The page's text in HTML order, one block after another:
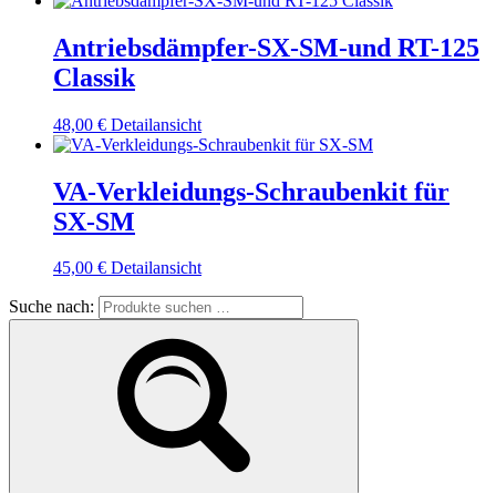
Antriebsdämpfer-SX-SM-und RT-125
Classik
48,00 € Detailansicht
VA-Verkleidungs-Schraubenkit für
SX-SM
45,00 € Detailansicht
Suche nach: